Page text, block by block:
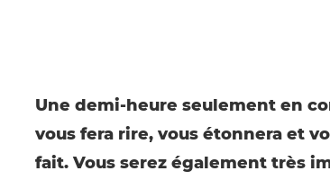
Une demi-heure seulement en
vous fera rire, vous étonnera et
fait. Vous serez également très